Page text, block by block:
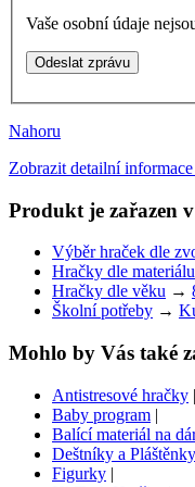
Vaše osobní údaje
Nahoru
Zobrazit detailní informace
Produkt je zařazen
Výběr hraček dle
Hračky dle materiálu
Hračky dle věku →
Školní potřeby →
Mohlo by Vás také
Antistresové hračky |
Baby program |
Balící materiál na
Deštníky a Pláštěnky
Figurky |